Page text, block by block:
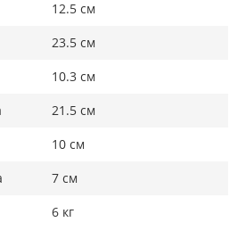
12.5 см
23.5 см
10.3 см
21.5 см
10 см
7 см
6 кг